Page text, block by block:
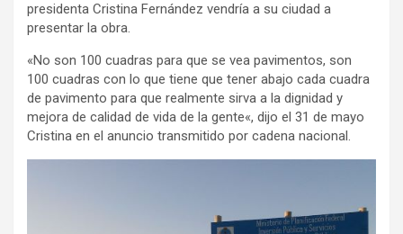
presidenta Cristina Fernández vendría a su ciudad a
presentar la obra.
«No son 100 cuadras para que se vea pavimentos, son
100 cuadras con lo que tiene que tener abajo cada cuadra
de pavimento para que realmente sirva a la dignidad y
mejora de calidad de vida de la gente«, dijo el 31 de mayo
Cristina en el anuncio transmitido por cadena nacional.